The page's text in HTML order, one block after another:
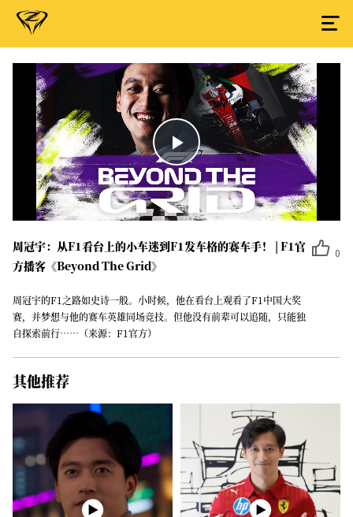
Play
Video
周冠宇：从F1看台上的小车迷到F1发车格的赛车手！ | F1官
方播客《Beyond The Grid》
周冠宇的F1之路如史诗一般。小时候，他在看台上观看了F1中国大奖
赛，并梦想与他的赛车英雄同场竞技。但他没有前辈可以追随，只能独
自探索前行……（来源：F1官方）
0
其他推荐